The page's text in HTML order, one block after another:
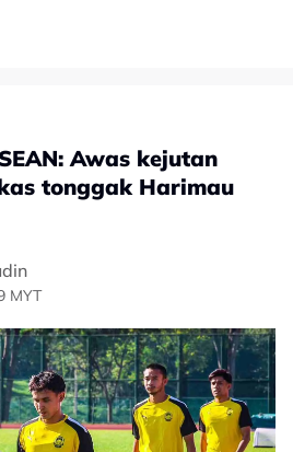
Awas kejutan
tonggak Harimau
MYT